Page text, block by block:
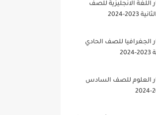
اللغة الانجليزية للصف
2024
الجغرافيا للصف الحادي
العلوم للصف السادس